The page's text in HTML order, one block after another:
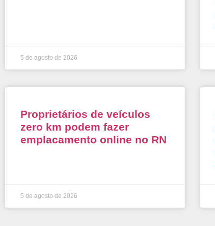
5 de agosto de 2026
Proprietários de veículos
zero km podem fazer
emplacamento online no RN
5 de agosto de 2026